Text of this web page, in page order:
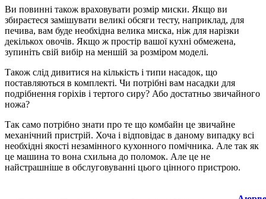
Ви повинні також враховувати розмір миски. Якщо ви
збираєтеся замішувати великі обсяги тесту, наприклад, для
печива, вам буде необхідна велика миска, ніж для нарізки
декількох овочів. Якщо ж простір вашої кухні обмежена,
зупиніть свій вибір на меншій за розміром моделі.
Також слід дивитися на кількість і типи насадок, що
поставляються в комплекті. Чи потрібні вам насадки для
подрібнення горіхів і тертого сиру? Або достатньо звичайного
ножа?
Так само потрібно знати про те що комбайн це звичайне
механічний пристрій. Хоча і відповідає в даному випадку всі
необхідні якості незамінного кухонного помічника. Але так як
це машина то вона схильна до поломок. Але це не
найстрашніше в обслуговуванні цього цінного пристрою.